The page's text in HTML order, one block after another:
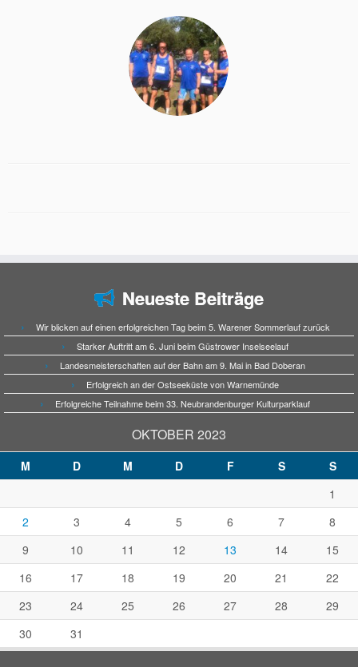
Neueste Beiträge
Wir blicken auf einen erfolgreichen Tag beim 5. Warener Sommerlauf zurück
Starker Auftritt am 6. Juni beim Güstrower Inselseelauf
Landesmeisterschaften auf der Bahn am 9. Mai in Bad Doberan
Erfolgreich an der Ostseeküste von Warnemünde
Erfolgreiche Teilnahme beim 33. Neubrandenburger Kulturparklauf
OKTOBER 2023
M D M D F S
S
1
2
3 4 5 6 7
8
9
10 11 12 13 14
15
16
17 18 19 20 21
22
23
24 25 26 27 28
29
30
31